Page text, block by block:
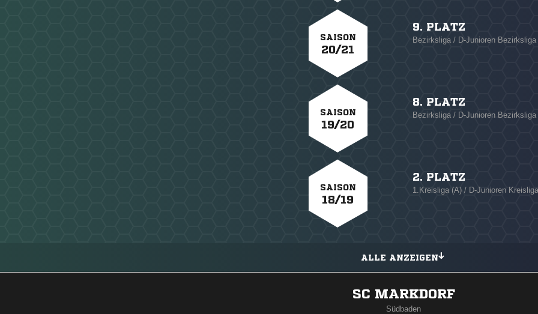
SAISON
20/21
9. PLATZ
Bezirksliga / D-Junioren Bezirksliga
SAISON
19/20
8. PLATZ
Bezirksliga / D-Junioren Bezirksliga
SAISON
18/19
2. PLATZ
1.Kreisliga (A) / D-Junioren
ALLE ANZEIGEN
SC MARKDORF
Südbaden